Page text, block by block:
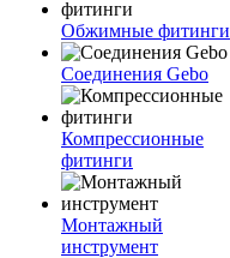
Обжимные фитинги
Соединения Gebo
Компрессионные
фитинги
Монтажный
инструмент